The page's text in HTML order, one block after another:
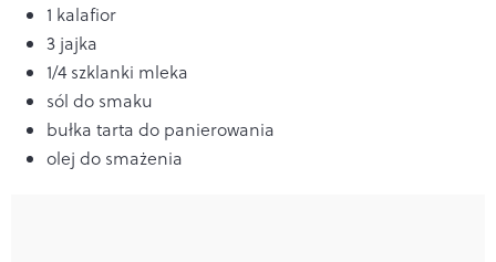
1 kalafior
3 jajka
1/4 szklanki mleka
sól do smaku
bułka tarta do panierowania
olej do smażenia